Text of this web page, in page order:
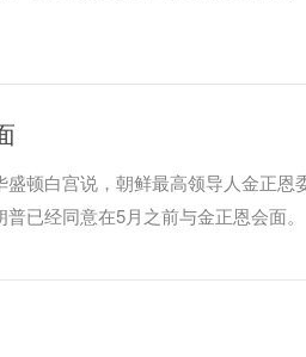
顿白宫说，朝鲜最高领导人金正恩
已经同意在5月之前与金正恩会面。